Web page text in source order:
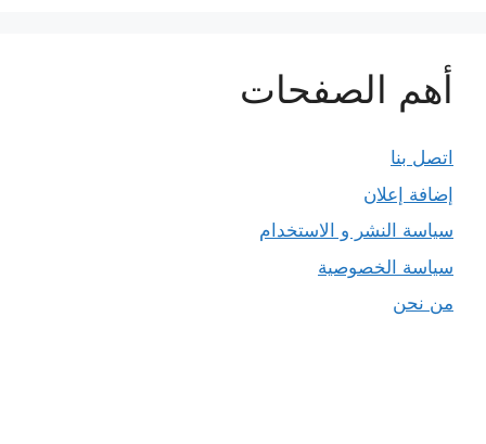
أهم الصفحات
اتصل بنا
إضافة إعلان
سياسة النشر و الاستخدام
سياسة الخصوصية
من نحن